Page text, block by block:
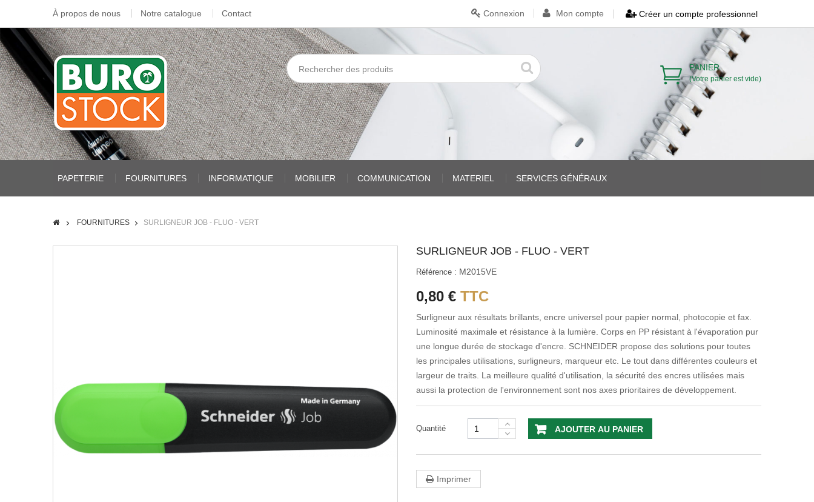
À propos de nous Notre catalogue Contact Créer un compte professionnel
Mon compte
Connexion
PANIER
(Votre panier est vide)
PAPETERIE FOURNITURES INFORMATIQUE MOBILIER COMMUNICATION MATERIEL SERVICES GÉNÉRAUX
FOURNITURES SURLIGNEUR JOB - FLUO - VERT
SURLIGNEUR JOB - FLUO - VERT
Référence : M2015VE
0,80 € TTC
Surligneur aux résultats brillants, encre universel pour papier normal, photocopie et fax.
Luminosité maximale et résistance à la lumière. Corps en PP résistant à l'évaporation pur
une longue durée de stockage d'encre. SCHNEIDER propose des solutions pour toutes
les principales utilisations, surligneurs, marqueur etc. Le tout dans différentes couleurs et
largeur de traits. La meilleure qualité d'utilisation, la sécurité des encres utilisées mais
aussi la protection de l'environnement sont nos axes prioritaires de développement.
Quantité AJOUTER AU PANIER
Imprimer